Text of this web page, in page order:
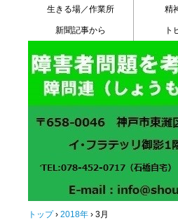
生きる場／作業所 精
新聞記事から ト
トップ› 2018年 › 3月